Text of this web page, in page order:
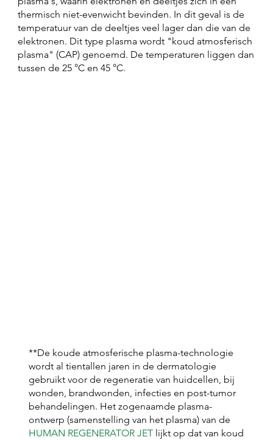
thermisch niet-evenwicht bevinden. In dit geval is de
temperatuur van de deeltjes veel lager dan die van de
elektronen. Dit type plasma wordt "koud atmosferisch
plasma" (CAP) genoemd. De temperaturen liggen dan
tussen de 25 °C en 45 °C.
**De koude atmosferische plasma-technologie
wordt al tientallen jaren in de dermatologie
gebruikt voor de regeneratie van huidcellen, bij
wonden, brandwonden, infecties en post-tumor
behandelingen. Het zogenaamde plasma-
ontwerp (samenstelling van het plasma) van de
HUMAN REGENERATOR JETlijkt op dat van koud